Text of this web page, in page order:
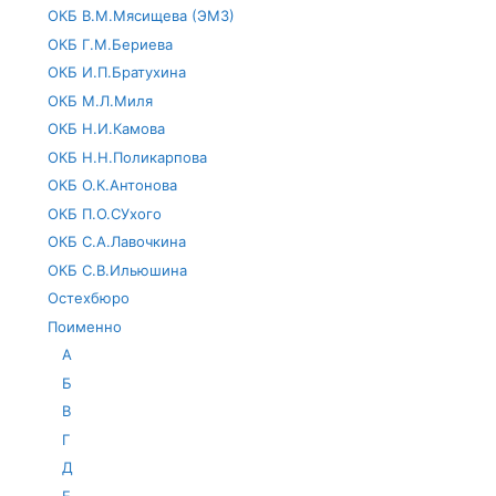
ОКБ В.М.Мясищева (ЭМЗ)
ОКБ Г.М.Бериева
ОКБ И.П.Братухина
ОКБ М.Л.Миля
ОКБ Н.И.Камова
ОКБ Н.Н.Поликарпова
ОКБ О.К.Антонова
ОКБ П.О.СУхого
ОКБ С.А.Лавочкина
ОКБ С.В.Ильюшина
Остехбюро
Поименно
А
Б
В
Г
Д